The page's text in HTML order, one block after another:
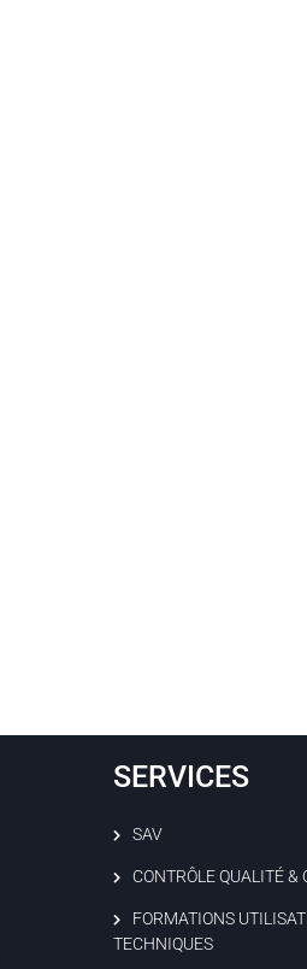
SERVICES
SAV
CONTRÔLE QUALITÉ &
FORMATIONS
TECHNIQUES